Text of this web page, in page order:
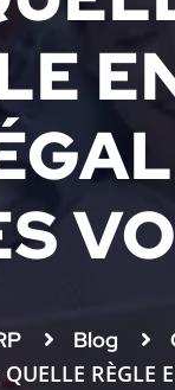
Blog
RÈGLE